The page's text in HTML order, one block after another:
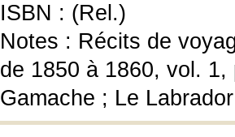
ISBN : (Rel.)
Notes : Récits de
de 1850 à 1860, vol.
Gamache ; Le Labrador